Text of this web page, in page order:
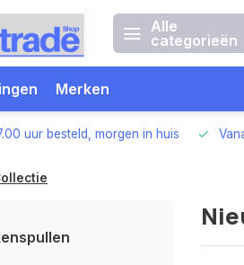
Alle
categorieën
Merken
uur besteld, morgen in huis